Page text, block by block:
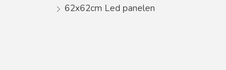
62x62cm Led panelen